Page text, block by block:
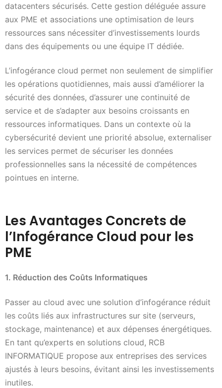
datacenters sécurisés. Cette gestion déléguée assure
aux PME et associations une optimisation de leurs
ressources sans nécessiter d’investissements lourds
dans des équipements ou une équipe IT dédiée.
L’infogérance cloud permet non seulement de simplifier
les opérations quotidiennes, mais aussi d’améliorer la
sécurité des données, d’assurer une continuité de
service et de s’adapter aux besoins croissants en
ressources informatiques. Dans un contexte où la
cybersécurité devient une priorité absolue, externaliser
les services permet de sécuriser les données
professionnelles sans la nécessité de compétences
pointues en interne.
Les Avantages Concrets de
l’Infogérance Cloud pour les
PME
1. Réduction des Coûts Informatiques
Passer au cloud avec une solution d’infogérance réduit
les coûts liés aux infrastructures sur site (serveurs,
stockage, maintenance) et aux dépenses énergétiques.
En tant qu’experts en solutions cloud, RCB
INFORMATIQUE propose aux entreprises des services
ajustés à leurs besoins, évitant ainsi les investissements
inutiles.